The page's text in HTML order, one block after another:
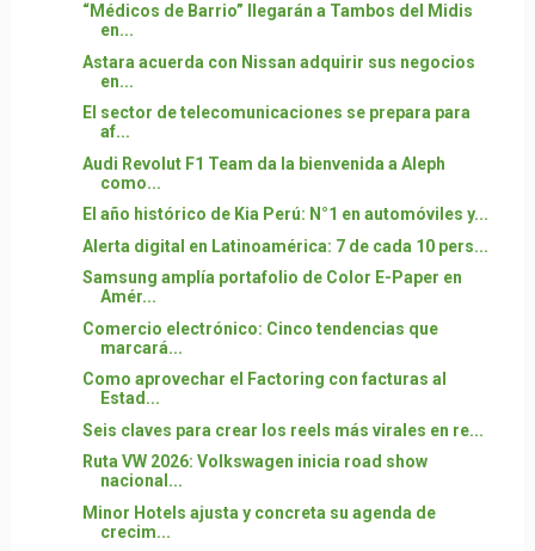
“Médicos de Barrio” llegarán a Tambos del Midis
en...
Astara acuerda con Nissan adquirir sus negocios
en...
El sector de telecomunicaciones se prepara para
af...
Audi Revolut F1 Team da la bienvenida a Aleph
como...
El año histórico de Kia Perú: N°1 en automóviles y...
Alerta digital en Latinoamérica: 7 de cada 10 pers...
Samsung amplía portafolio de Color E-Paper en
Amér...
Comercio electrónico: Cinco tendencias que
marcará...
Como aprovechar el Factoring con facturas al
Estad...
Seis claves para crear los reels más virales en re...
Ruta VW 2026: Volkswagen inicia road show
nacional...
Minor Hotels ajusta y concreta su agenda de
crecim...